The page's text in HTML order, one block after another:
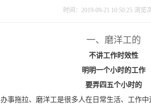
时间：2019-09-21 10:50:25 浏览
一、磨洋工的
不讲工作时效性
明明一个小时的工作
要弄四五个小时的
办事拖拉、磨洋工是很多人在日常生活、工作